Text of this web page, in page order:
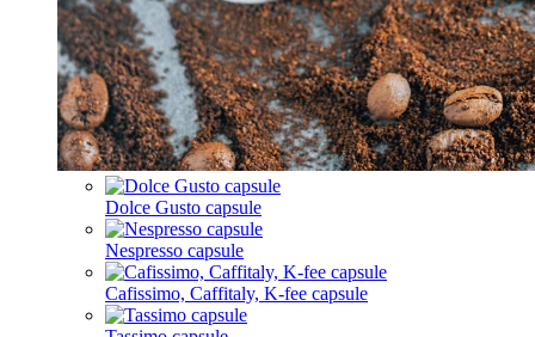
Dolce Gusto capsule
Nespresso capsule
Cafissimo, Caffitaly, K-fee capsule